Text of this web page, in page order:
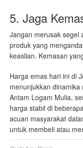
5. Jaga
Jangan merusak segel
produk yang
keaslian. Kemasan
Harga emas hari ini di
menunjukkan
Antam Logam Mulia,
harga stabil di
acuan masyarakat
untuk membeli atau